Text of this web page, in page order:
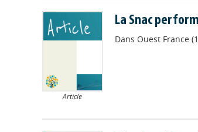
Article
La Snac
Dans Ouest France